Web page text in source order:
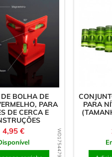
WD1754479208
BOLHA DE
PARA
DE CERCA E
Preço
4,95 €
PARA